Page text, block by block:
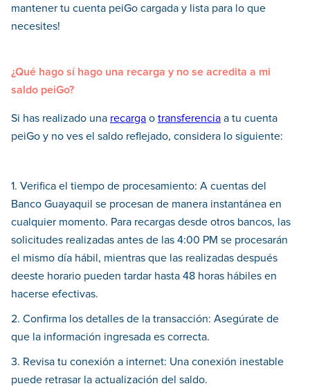
mantener tu cuenta peiGo cargada y lista para lo que
necesites!
¿Qué hago sí hago una recarga y no se acredita a mi
saldo peiGo?
Si has realizado una recarga o transferencia a tu cuenta
peiGo y no ves el saldo reflejado, considera lo siguiente:
1. Verifica el tiempo de procesamiento: A cuentas del
Banco Guayaquil se procesan de manera instantánea en
cualquier momento. Para recargas desde otros bancos, las
solicitudes realizadas antes de las 4:00 PM se procesarán
el mismo día hábil, mientras que las realizadas después
deeste horario pueden tardar hasta 48 horas hábiles en
hacerse efectivas.
2. Confirma los detalles de la transacción: Asegúrate de
que la información ingresada es correcta.
3. Revisa tu conexión a internet: Una conexión inestable
puede retrasar la actualización del saldo.